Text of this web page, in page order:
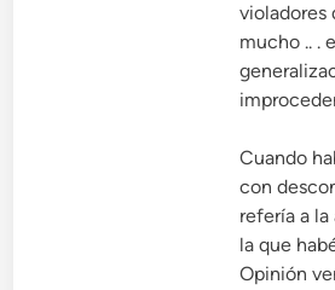
violadores
mucho .. .
Cuando
con
refería a
la que
Opinión